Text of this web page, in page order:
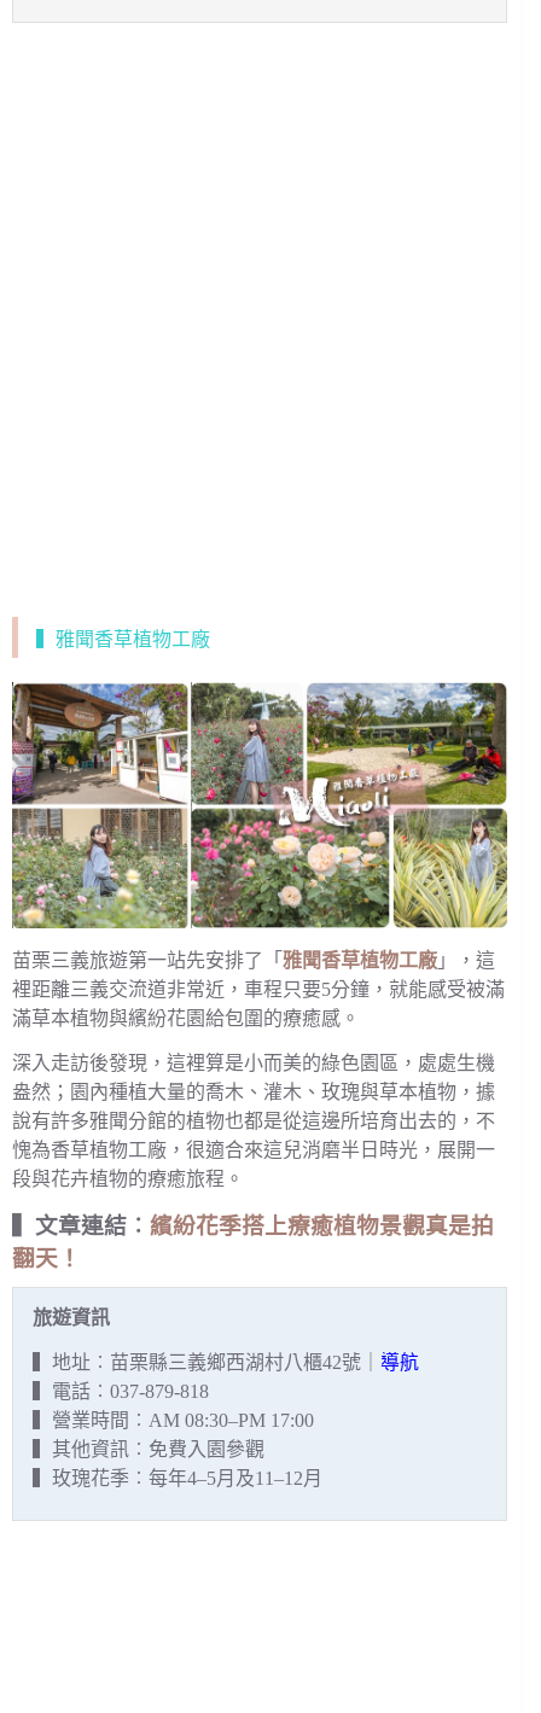
▍雅聞香草植物工廠
苗栗三義旅遊第一站先安排了「 雅聞香草植物工廠 」，這
裡距離三義交流道非常近，車程只要5分鐘，就能感受被滿
滿草本植物與繽紛花園給包圍的療癒感。
深入走訪後發現，這裡算是小而美的綠色園區，處處生機
盎然；園內種植大量的喬木、灌木、玫瑰與草本植物，據
說有許多雅聞分館的植物也都是從這邊所培育出去的，不
愧為香草植物工廠，很適合來這兒消磨半日時光，展開一
段與花卉植物的療癒旅程。
▍文章連結︰ 繽紛花季搭上療癒植物景觀真是拍
翻天！
旅遊資訊
▍地址︰苗栗縣三義鄉西湖村八櫃42號｜ 導航
▍電話︰037-879-818
▍營業時間︰AM 08:30–PM 17:00
▍其他資訊︰免費入園參觀
▍玫瑰花季︰每年4–5月及11–12月